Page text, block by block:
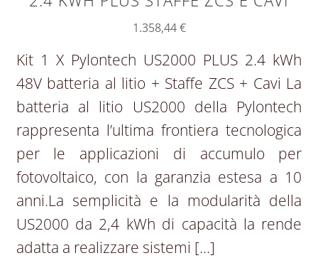
1.358,44€
Kit 1 X Pylontech US2000 PLUS 2.4 kWh
48V batteria al litio + Staffe ZCS + Cavi La
batteria al litio US2000 della Pylontech
rappresenta l’ultima frontiera tecnologica
per le applicazioni di accumulo per
fotovoltaico, con la garanzia estesa a 10
anni.La semplicità e la modularità della
US2000 da 2,4 kWh di capacità la rende
adatta a realizzare sistemi […]